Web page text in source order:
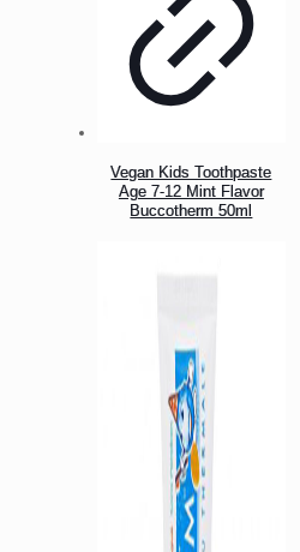
Vegan Kids Toothpaste
Age 7-12 Mint Flavor
Buccotherm 50ml